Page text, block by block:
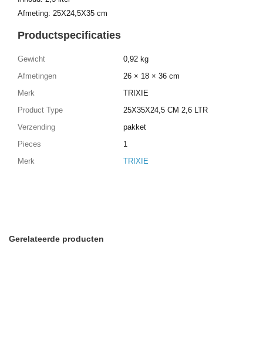
Afmeting: 25X24,5X35 cm
Productspecificaties
Gewicht
0,92 kg
Afmetingen
26 × 18 × 36 cm
Merk
TRIXIE
Product Type
25X35X24,5 CM 2,6 LTR
Verzending
pakket
Pieces
1
Merk
TRIXIE
Gerelateerde producten